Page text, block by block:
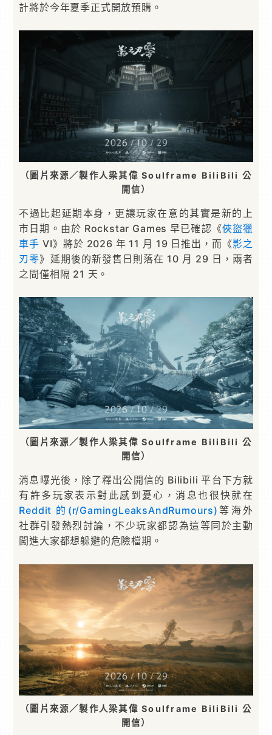
計將於今年夏季正式開放預購。
（圖片來源／製作人梁其偉 Soulframe BiliBili 公
開信）
不過比起延期本身，更讓玩家在意的其實是新的上
市日期。由於 Rockstar Games 早已確認《俠盜獵
車手 VI》將於 2026 年 11 月 19 日推出，而《影之
刃零》延期後的新發售日則落在 10 月 29 日，兩者
之間僅相隔 21 天。
（圖片來源／製作人梁其偉 Soulframe BiliBili 公
開信）
消息曝光後，除了釋出公開信的 Bilibili 平台下方就
有許多玩家表示對此感到憂心，消息也很快就在
Reddit 的(r/GamingLeaksAndRumours) 等海外
社群引發熱烈討論，不少玩家都認為這等同於主動
闖進大家都想躲避的危險檔期。
（圖片來源／製作人梁其偉 Soulframe BiliBili 公
開信）